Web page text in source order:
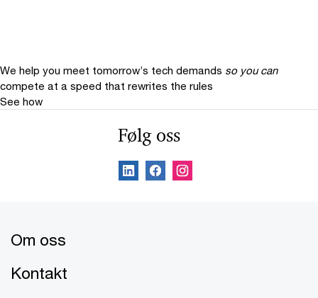
We help you meet tomorrow’s tech demands so you can
compete at a speed that rewrites the rules
See how
Følg oss
Om oss
Kontakt